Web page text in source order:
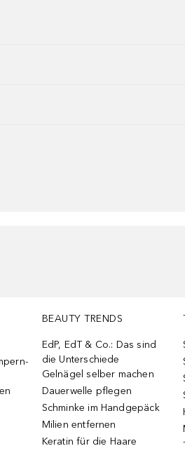
BEAUTY TRENDS
EdP, EdT & Co.: Das sind
die Unterschiede
Gelnägel selber machen
Dauerwelle pflegen
Schminke im Handgepäck
Milien entfernen
Keratin für die Haare